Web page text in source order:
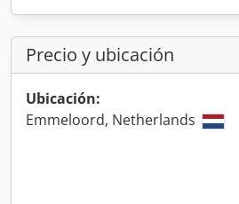
Precio y ubicación
Ubicación:
Emmeloord, Netherlands